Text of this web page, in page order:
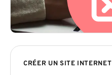
CRÉER UN SITE INTERNET